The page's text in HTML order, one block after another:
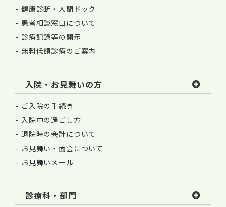
健康診断・人間ドック
患者相談窓口について
診療記録等の開示
無料低額診療のご案内
入院・お見舞いの方
ご入院の手続き
入院中の過ごし方
退院時の会計について
お見舞い・面会について
お見舞いメール
診療科・部門